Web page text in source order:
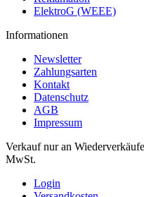
ElektroG (WEEE)
Informationen
Newsletter
Zahlungsarten
Kontakt
Datenschutz
AGB
Impressum
Verkauf nur an
MwSt.
Login